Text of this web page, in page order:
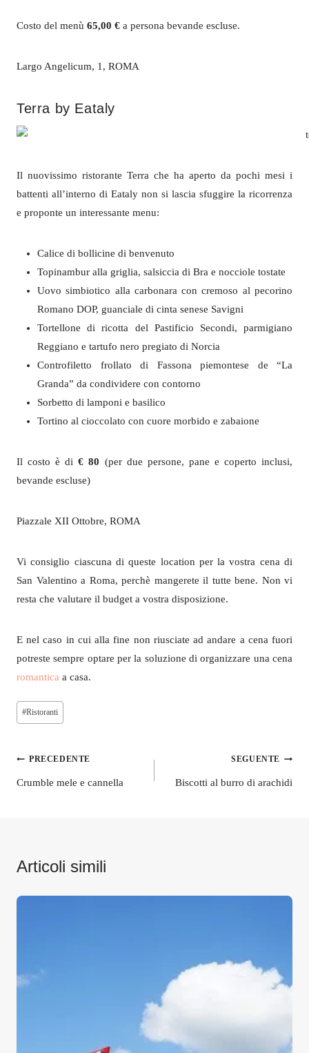
Costo del menù 65,00 € a persona bevande escluse.
Largo Angelicum, 1, ROMA
Terra by Eataly
Il nuovissimo ristorante Terra che ha aperto da pochi mesi i
battenti all’interno di Eataly non si lascia sfuggire la ricorrenza
e proponte un interessante menu:
Calice di bollicine di benvenuto
Topinambur alla griglia, salsiccia di Bra e nocciole tostate
Uovo simbiotico alla carbonara con cremoso al pecorino
Romano DOP, guanciale di cinta senese Savigni
Tortellone di ricotta del Pastificio Secondi, parmigiano
Reggiano e tartufo nero pregiato di Norcia
Controfiletto frollato di Fassona piemontese de “La
Granda” da condividere con contorno
Sorbetto di lamponi e basilico
Tortino al cioccolato con cuore morbido e zabaione
Il costo è di€ 80 (per due persone, pane e coperto inclusi,
bevande escluse)
Piazzale XII Ottobre, ROMA
Vi consiglio ciascuna di queste location per la vostra cena di
San Valentino a Roma, perchè mangerete il tutte bene. Non vi
resta che valutare il budget a vostra disposizione.
E nel caso in cui alla fine non riusciate ad andare a cena fuori
potreste sempre optare per la soluzione di organizzare una cena
romantica a casa.
Tag
articolo:
#Ristoranti
Navigazione
articoli
PRECEDENTE
Crumble mele e cannella
SEGUENTE
Biscotti al burro di arachidi
Articoli simili